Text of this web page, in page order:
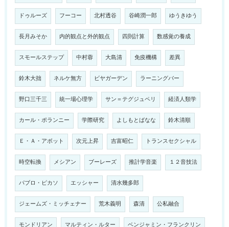
ドゥルーズ フーコー 北村透谷 谷崎潤一郎 ゆうきゆう
長月みそか 内的観点と外的観点 四則計算 数感覚の養成
スモールステップ 中村蓉 大島清 免疫機構 差異
鈴木大拙 ネルケ無方 ビヤガーデン ラーニングバー
野口三千三 統一場心理学 サン＝テグジュペリ 経済人類学
カール・ポランニー 学際研究 よしもとばなな 鈴木清順
Ｅ・Ａ・アボット 次元上昇 吉富昭仁 トランスセクシャル
時空転換 メシアン ブーレーズ 推計学音楽 １２音技法
パブロ・ピカソ エッシャー 清水幾多郎
ジェームズ・ミッチェナー 荒木義明 森清 公私融合
モンドリアン マルティン・ルター ベンジャミン・フランクリン